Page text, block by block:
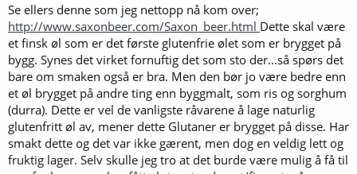
Se ellers denne som jeg nettopp nå kom over;
http://www.saxonbeer.com/Saxon_beer.html Dette skal være
et finsk øl som er det første glutenfrie ølet som er brygget på
bygg. Synes det virket fornuftig det som sto der...så spørs det
bare om smaken også er bra. Men den bør jo være bedre enn
et øl brygget på andre ting enn byggmalt, som ris og sorghum
(durra). Dette er vel de vanligste råvarene å lage naturlig
glutenfritt øl av, mener dette Glutaner er brygget på disse. Har
smakt dette og det var ikke gærent, men dog en veldig lett og
fruktig lager. Selv skulle jeg tro at det burde være mulig å få til